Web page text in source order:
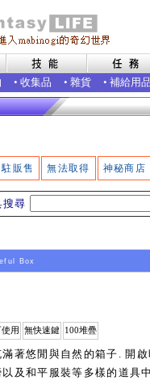
• 收集品 • 雜貨 • 補給用品
販售 無法取得 神秘商店
尋
Box
用 無快速鍵 100堆疊
滿著悠閒與自然的箱子. 開
以及和平服裝等多樣的道具